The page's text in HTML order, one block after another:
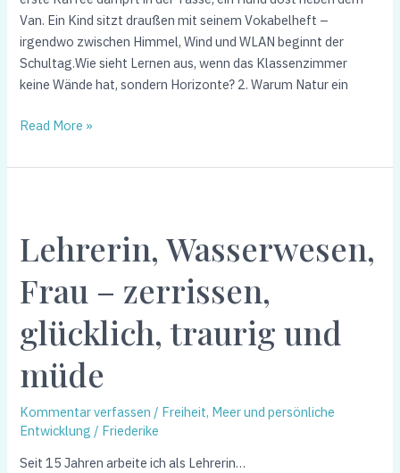
Van. Ein Kind sitzt draußen mit seinem Vokabelheft –
irgendwo zwischen Himmel, Wind und WLAN beginnt der
Schultag.Wie sieht Lernen aus, wenn das Klassenzimmer
keine Wände hat, sondern Horizonte? 2. Warum Natur ein
Read More »
Lehrerin, Wasserwesen,
Frau – zerrissen,
glücklich, traurig und
müde
Kommentar verfassen / Freiheit, Meer und persönliche
Entwicklung / Friederike
Seit 15 Jahren arbeite ich als Lehrerin…
Frau
–
zerrissen,
glücklich,
traurig
und
müde